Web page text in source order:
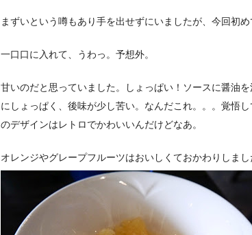
まずいという噂もあり手を出せずにいましたが、今回初め
一口口に入れて、うわっ。予想外。
甘いのだと思っていました。しょっぱい！ソースに醤油
にしょっぱく、後味が少し苦い。なんだこれ。。。覚悟
のデザインはレトロでかわいいんだけどなあ。
オレンジやグレープフルーツはおいしくておかわりしまし